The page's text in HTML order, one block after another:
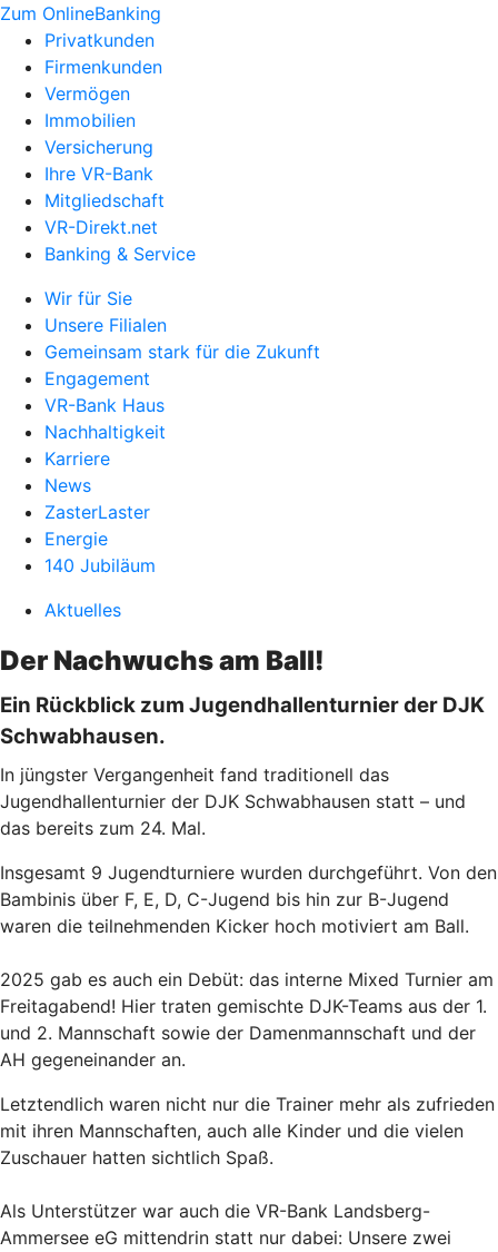
Zum OnlineBanking
Privatkunden
Firmenkunden
Vermögen
Immobilien
Versicherung
Ihre VR-Bank
Mitgliedschaft
VR-Direkt.net
Banking & Service
Wir für Sie
Unsere Filialen
Gemeinsam stark für die Zukunft
Engagement
VR-Bank Haus
Nachhaltigkeit
Karriere
News
ZasterLaster
Energie
140 Jubiläum
Aktuelles
Der Nachwuchs am Ball!
Ein Rückblick zum Jugendhallenturnier der DJK
Schwabhausen.
In jüngster Vergangenheit fand traditionell das
Jugendhallenturnier der DJK Schwabhausen statt – und
das bereits zum 24. Mal.
Insgesamt 9 Jugendturniere wurden durchgeführt. Von den
Bambinis über F, E, D, C-Jugend bis hin zur B-Jugend
waren die teilnehmenden Kicker hoch motiviert am Ball.
2025 gab es auch ein Debüt: das interne Mixed Turnier am
Freitagabend! Hier traten gemischte DJK-Teams aus der 1.
und 2. Mannschaft sowie der Damenmannschaft und der
AH gegeneinander an.
Letztendlich waren nicht nur die Trainer mehr als zufrieden
mit ihren Mannschaften, auch alle Kinder und die vielen
Zuschauer hatten sichtlich Spaß.
Als Unterstützer war auch die VR-Bank Landsberg-
Ammersee eG mittendrin statt nur dabei: Unsere zwei